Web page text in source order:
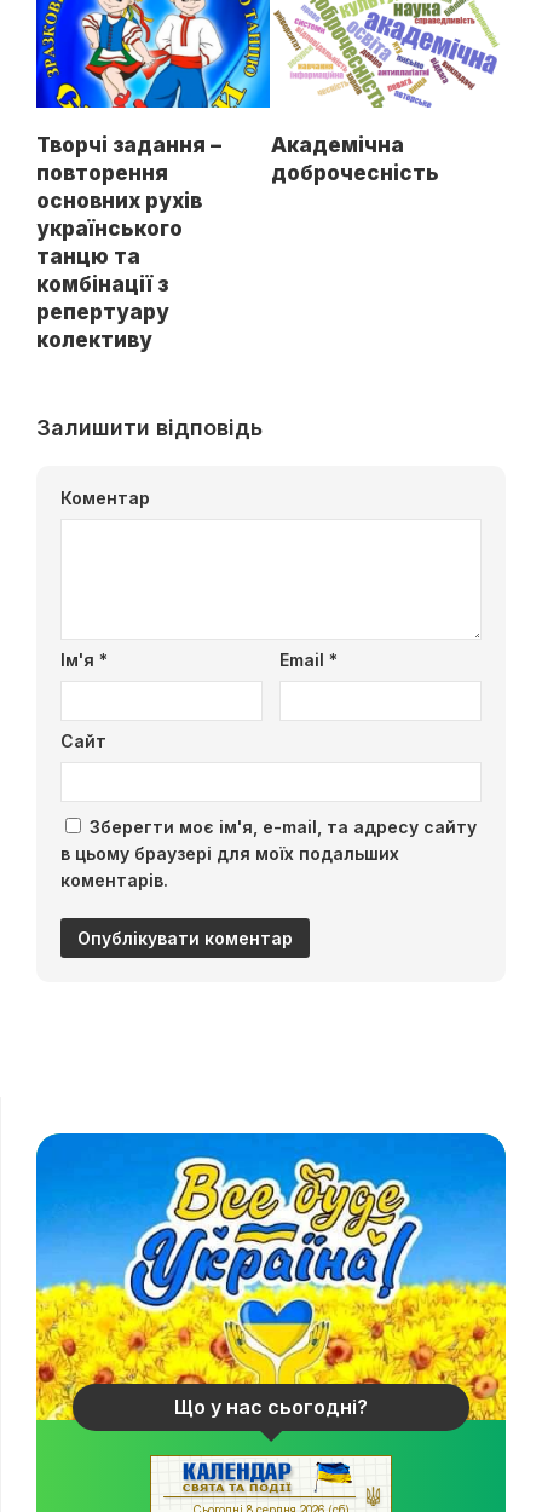
Творчі задання –
повторення
основних рухів
українського
танцю та
комбінації з
репертуару
колективу
Академічна
доброчесність
Залишити відповідь
Коментар
Ім'я * Email *
Сайт
Зберегти моє ім'я, e-mail, та адресу сайту
в цьому браузері для моїх подальших
коментарів.
Що у нас сьогодні?